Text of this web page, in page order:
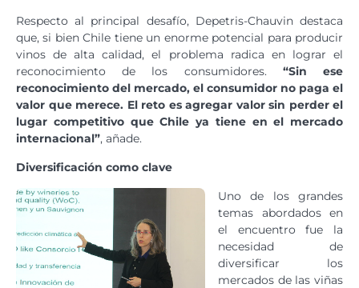
Respecto al principal desafío, Depetris-Chauvin destaca
que, si bien Chile tiene un enorme potencial para producir
vinos de alta calidad, el problema radica en lograr el
reconocimiento de los consumidores. “Sin ese
reconocimiento del mercado, el consumidor no paga el
valor que merece. El reto es agregar valor sin perder el
lugar competitivo que Chile ya tiene en el mercado
internacional”, añade.
Diversificación como clave
Uno de los grandes
temas abordados en
el encuentro fue la
necesidad de
diversificar los
mercados de las viñas